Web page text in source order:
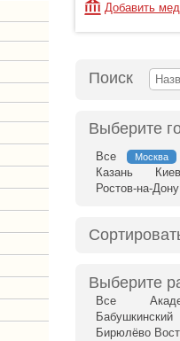
Добавить
Поиск
Выберите
Все Москва
Казань
Ростов-на-Дону
Выберите
Все
Бабушкинский
Бирюлёво